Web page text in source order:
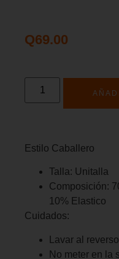
Q69.00
Estilo Caballero
Talla: Unitalla
Composición:
10% Elastico
Cuidados:
Lavar al reverso
No meter en la